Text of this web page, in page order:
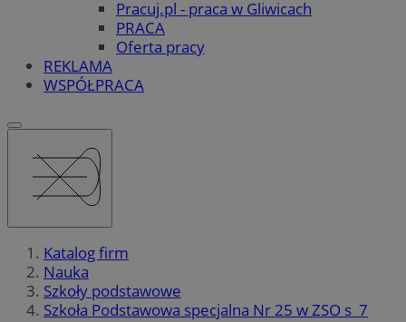
Pracuj.pl - praca w Gliwicach
PRACA
Oferta pracy
REKLAMA
WSPÓŁPRACA
Katalog firm
Nauka
Szkoły podstawowe
Szkoła Podstawowa specjalna Nr 25 w ZSO s  7